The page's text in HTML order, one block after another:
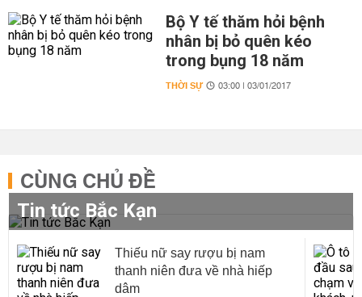
Bộ Y tế thăm hỏi bệnh
nhân bị bỏ quên kéo
trong bụng 18 năm
THỜI SỰ 03:00 | 03/01/2017
CÙNG CHỦ ĐỀ
Tin tức Bắc Kạn
Thiếu nữ say rượu bị nam
thanh niên đưa về nhà hiếp
dâm